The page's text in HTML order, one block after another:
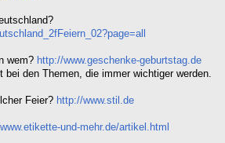
wem? http://www.geschenke-geburtstag.de
den Themen, die immer wichtiger werden.
Feier? http://www.stil.de
und-mehr.de/artikel.html